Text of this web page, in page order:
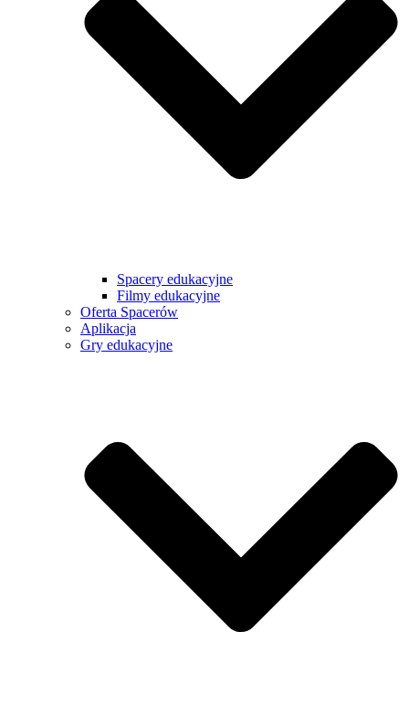
Spacery edukacyjne
Filmy edukacyjne
Oferta Spacerów
Aplikacja
Gry edukacyjne